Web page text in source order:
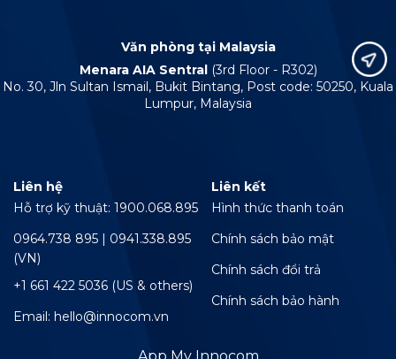
Văn phòng tại Malaysia
Menara AIA Sentral (3rd Floor - R302)
No. 30, Jln Sultan Ismail, Bukit Bintang, Post code: 50250, Kuala
Lumpur, Malaysia
Liên hệ
Hỗ trợ kỹ thuật: 1900.068.895
0964.738 895 | 0941.338.895
(VN)
+1 661 422 5036 (US & others)
Email: hello@innocom.vn
Liên kết
Hình thức thanh toán
Chính sách bảo mật
Chính sách đổi trả
Chính sách bảo hành